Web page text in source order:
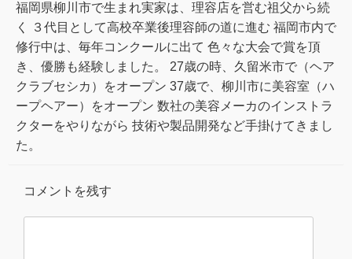
福岡県柳川市で生まれ実家は、理容店を営む祖父から続
く ３代目として高校卒業後理容師の道に進む 福岡市内で
修行中は、毎年コンクールに出て 色々な大会で賞を頂
き、優勝も経験しました。 27歳の時、久留米市で（ヘア
クラブセシカ）をオープン 37歳で、柳川市に美容室（ハ
ープヘアー）をオープン 数社の美容メーカのインストラ
クターをやりながら 技術や製品開発など手掛けてきまし
た。
コメントを残す